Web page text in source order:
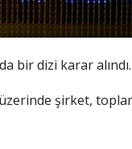
bir dizi karar alındı.
şirket,